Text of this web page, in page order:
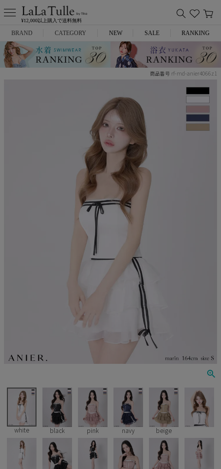
¥12,000以上購入で送料無料
BRAND
Anella
JENNNY
COMEX
Rechercher
Pleaser
CATEGORY
ミニドレス
NEW SALE RANKING
商品番号 rf-md-anier4066z1
white black pink navy beige